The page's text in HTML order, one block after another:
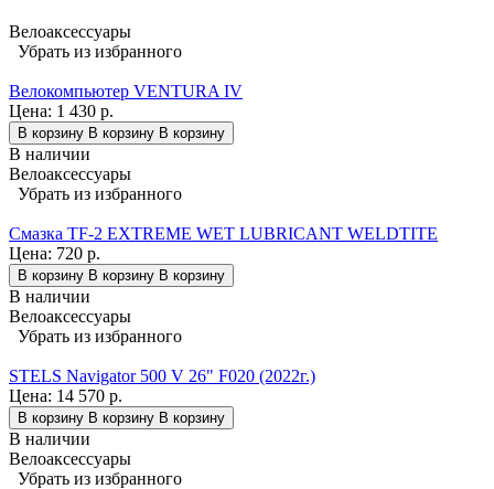
Велоаксессуары
Убрать из избранного
Велокомпьютер VENTURA IV
Цена: 1 430 р.
В корзину В корзину В корзину
В наличии
Велоаксессуары
Убрать из избранного
Смазка TF-2 EXTREME WET LUBRICANT WELDTITE
Цена: 720 р.
В корзину В корзину В корзину
В наличии
Велоаксессуары
Убрать из избранного
STELS Navigator 500 V 26" F020 (2022г.)
Цена: 14 570 р.
В корзину В корзину В корзину
В наличии
Велоаксессуары
Убрать из избранного